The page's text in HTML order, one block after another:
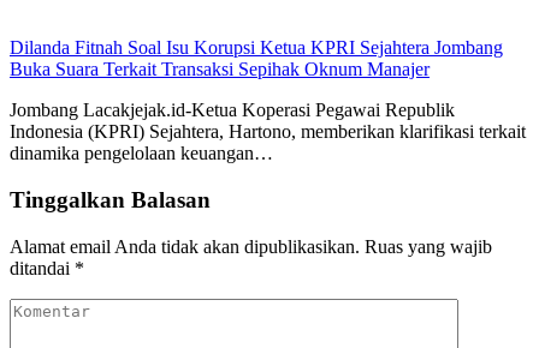
Dilanda Fitnah Soal Isu Korupsi Ketua KPRI Sejahtera Jombang
Buka Suara Terkait Transaksi Sepihak Oknum Manajer
Jombang Lacakjejak.id-Ketua Koperasi Pegawai Republik
Indonesia (KPRI) Sejahtera, Hartono, memberikan klarifikasi terkait
dinamika pengelolaan keuangan…
Tinggalkan Balasan
Alamat email Anda tidak akan dipublikasikan. Ruas yang wajib
ditandai *